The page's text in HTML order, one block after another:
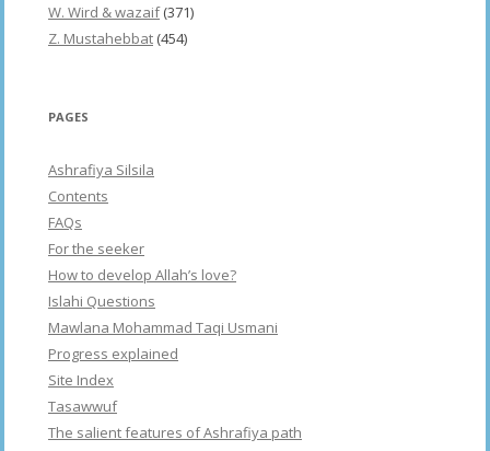
W. Wird & wazaif(371)
Z. Mustahebbat (454)
PAGES
Ashrafiya Silsila
Contents
FAQs
For the seeker
How to develop Allah’s love?
Islahi Questions
Mawlana Mohammad Taqi Usmani
Progress explained
Site Index
Tasawwuf
The salient features of Ashrafiya path